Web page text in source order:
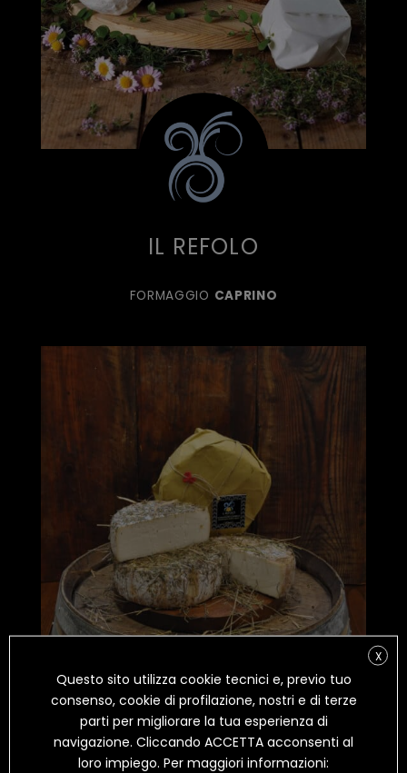
IL REFOLO
FORMAGGIO CAPRINO
X
Questo sito utilizza cookie tecnici e, previo tuo
consenso, cookie di profilazione, nostri e di terze
parti per migliorare la tua esperienza di
navigazione. Cliccando ACCETTA acconsenti al
loro impiego. Per maggiori informazioni: